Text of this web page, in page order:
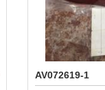
AV072619-1